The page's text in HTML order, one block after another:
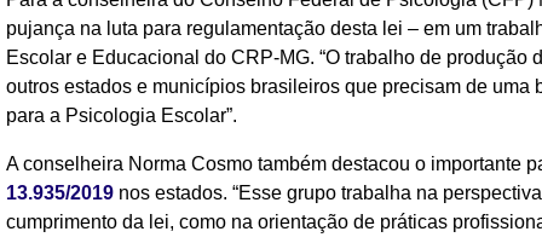
pujança na luta para regulamentação desta lei – em um
Escolar e Educacional do CRP-MG. “O trabalho de
outros estados e municípios brasileiros que precisam de
para a Psicologia Escolar”.
A conselheira Norma Cosmo também destacou o
13.935/2019 nos estados. “Esse grupo trabalha na
cumprimento da lei, como na orientação de práticas